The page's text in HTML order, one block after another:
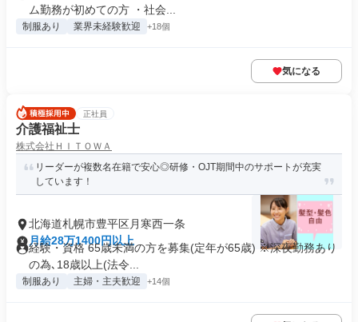
ム勤務が初めての方 ・社会...
制服あり 業界未経験歓迎 +18個
気になる
正社員
介護福祉士
株式会社ＨＩＴＯＷＡ
リーダーが複数名在籍で安心◎研修・OJT期間中のサポートが充実
しています！
北海道札幌市豊平区月寒西一条
月給28万1400円以上
経験・資格 65歳未満の方を募集(定年が65歳) ※深夜勤務あり
の為､18歳以上(法令...
制服あり 主婦・主夫歓迎 +14個